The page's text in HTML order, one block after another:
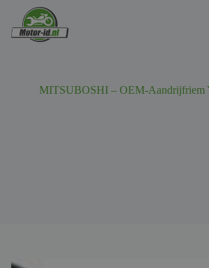
MITSUBOSHI – OEM-Aandrijfriem